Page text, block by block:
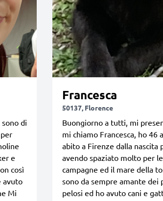
di
e
così
avuto
Mi
Francesca
50137, Florence
Buongiorno a tutti, mi
mi chiamo Francesca, ho 46
abito a Firenze dalla nascita
avendo spaziato molto per le
campagne ed il mare della
sono da sempre amante dei
pelosi ed ho avuto cani e